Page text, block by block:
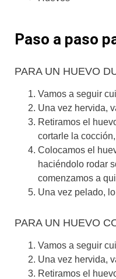
Paso a paso
PARA UN HUEVO
Vamos a seguir
Una vez hervida,
Retiramos el
cortarle la
Colocamos el
haciéndolo rodar
comenzamos a
Una vez pelado,
PARA UN HUEVO
Vamos a seguir
Una vez hervida,
Retiramos el